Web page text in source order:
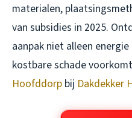
materialen,
van subsidies in 2025.
aanpak niet alleen
kostbare schade
Hoofddorp bij Dakdekker